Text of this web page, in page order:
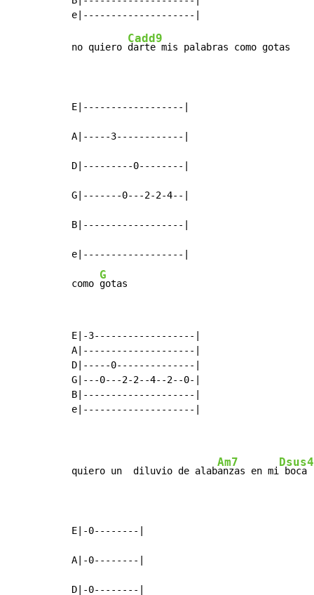
no quiero
Cadd9
darte mis palabras como gotas
E|------------------|
A|-----3------------|
D|---------0--------|
G|-------0---2-2-4--|
B|------------------|
e|------------------|
como
G
gotas
E|-3------------------|
A|--------------------|
D|-----0--------------|
G|---0---2-2--4--2--0-|
B|--------------------|
e|--------------------|
quiero un  diluvio de alab
Am7
anzas en mi
Dsus4
boca
E|-0--------|
A|-0--------|
D|-0--------|